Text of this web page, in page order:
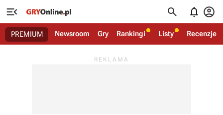
   
PREMIUM Newsroom Gry Rankingi Listy Recenzje